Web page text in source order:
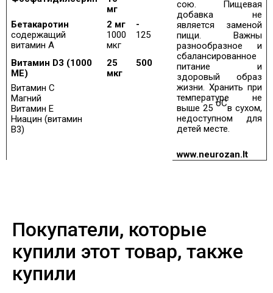
сою. Пищевая
добавка не
является заменой
пищи. Важны
разнообразное и
сбалансированное
питание и
здоровый образ
жизни. Хранить при
температуре не
выше 25 оСв сухом,
недоступном для
детей месте.
www.neurozan.lt
мг
Бетакаротин
содержащий
витамин А
2 мг
1000
мкг
-
125
Витамин D3 (1000
МЕ)
25
мкг
500
Витамин C
Магний
Витамин Е
Ниацин (витамин
B3)
Покупатели, которые
купили этот товар, также
купили